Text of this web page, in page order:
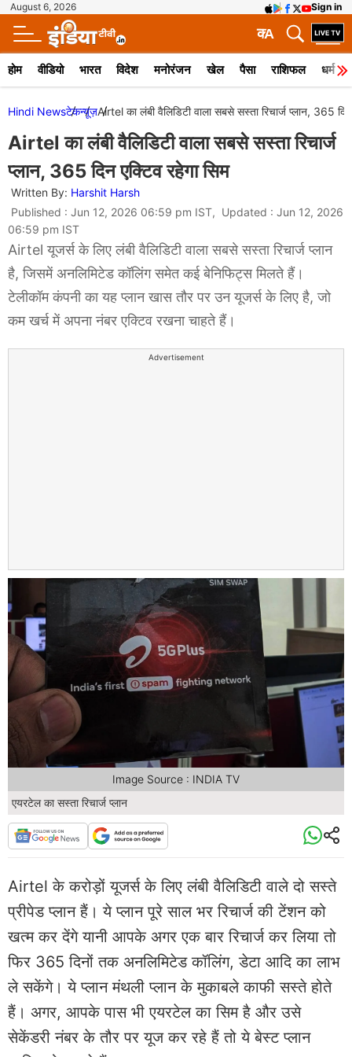
August 6, 2026 Sign in
A
क
होम वीडियो भारत विदेश मनोरंजन खेल पैसा राशिफल धर्म
Hindi Newsटेकन्यूज़Airtel का लंबी वैलिडिटी वाला सबसे सस्ता रिचार्ज प्लान, 365
Airtel का लंबी वैलिडिटी वाला सबसे सस्ता रिचार्ज
प्लान, 365 दिन एक्टिव रहेगा सिम
Written By: Harshit Harsh
Published : Jun 12, 2026 06:59 pm IST, Updated : Jun 12, 2026
06:59 pm IST
Airtel यूजर्स के लिए लंबी वैलिडिटी वाला सबसे सस्ता रिचार्ज प्लान
है, जिसमें अनलिमिटेड कॉलिंग समेत कई बेनिफिट्स मिलते हैं।
टेलीकॉम कंपनी का यह प्लान खास तौर पर उन यूजर्स के लिए है, जो
कम खर्च में अपना नंबर एक्टिव रखना चाहते हैं।
Advertisement
एयरटेल का सस्ता रिचार्ज प्लान
Image Source : INDIA TV
Airtel के करोड़ों यूजर्स के लिए लंबी वैलिडिटी वाले दो सस्ते
प्रीपेड प्लान हैं। ये प्लान पूरे साल भर रिचार्ज की टेंशन को
खत्म कर देंगे यानी आपके अगर एक बार रिचार्ज कर लिया तो
फिर 365 दिनों तक अनलिमिटेड कॉलिंग, डेटा आदि का लाभ
ले सकेंगे। ये प्लान मंथली प्लान के मुकाबले काफी सस्ते होते
हैं। अगर, आपके पास भी एयरटेल का सिम है और उसे
सेकेंडरी नंबर के तौर पर यूज कर रहे हैं तो ये बेस्ट प्लान